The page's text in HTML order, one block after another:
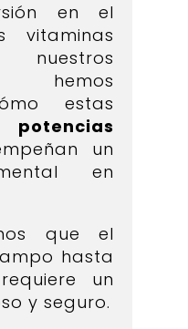
en el
vitaminas
nuestros
hemos
estas
un
en
que el
hasta
un
y seguro.